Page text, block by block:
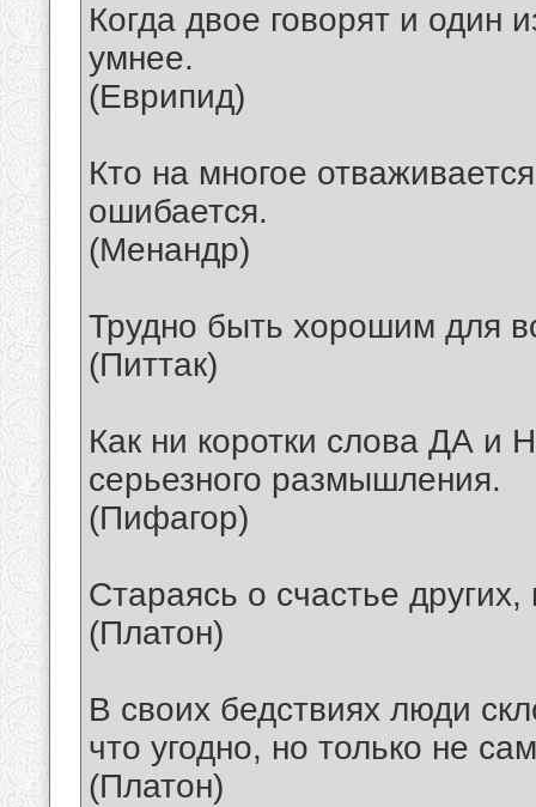
Когда двое говорят и один
умнее.
(Еврипид)
Кто на многое
ошибается.
(Менандр)
Трудно быть хорошим для
(Питтак)
Как ни коротки слова ДА и
серьезного размышления.
(Пифагор)
Стараясь о счастье
(Платон)
В своих бедствиях люди
что угодно, но только не
(Платон)